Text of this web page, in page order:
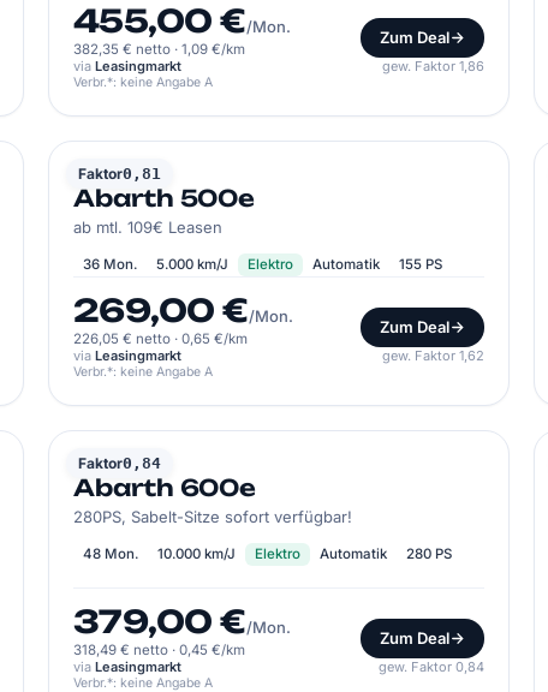
455,00 €/Mon.
382,35 € netto · 1,09 €/km
Zum Deal
via Leasingmarkt gew. Faktor 1,86
Verbr.*: keine Angabe A
Faktor0,81
ABARTH
Abarth 500e
ab mtl. 109€ Leasen
36 Mon. 5.000 km/J Elektro Automatik 155 PS
269,00 €/Mon.
226,05 € netto · 0,65 €/km
Zum Deal
via Leasingmarkt gew. Faktor 1,62
Verbr.*: keine Angabe A
Faktor0,84
ABARTH
Abarth 600e
280PS, Sabelt-Sitze sofort verfügbar!
48 Mon. 10.000 km/J Elektro Automatik 280 PS
379,00 €/Mon.
318,49 € netto · 0,45 €/km
Zum Deal
via Leasingmarkt gew. Faktor 0,84
Verbr.*: keine Angabe A